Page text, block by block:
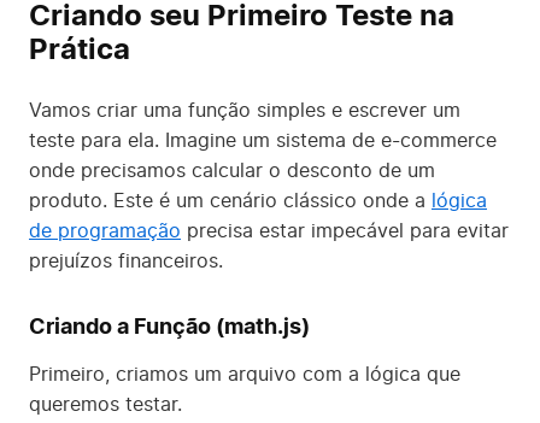
Criando seu Primeiro Teste na
Prática
Vamos criar uma função simples e escrever um
teste para ela. Imagine um sistema de e-commerce
onde precisamos calcular o desconto de um
produto. Este é um cenário clássico onde a
lógica
de programação precisa estar impecável para evitar
prejuízos financeiros.
Criando a Função (math.js)
Primeiro, criamos um arquivo com a lógica que
queremos testar.